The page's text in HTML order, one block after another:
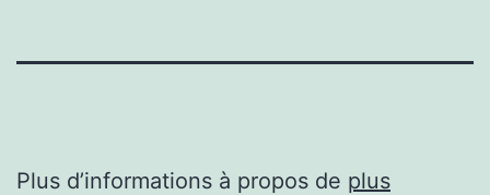
Plus d’informations à propos de plus